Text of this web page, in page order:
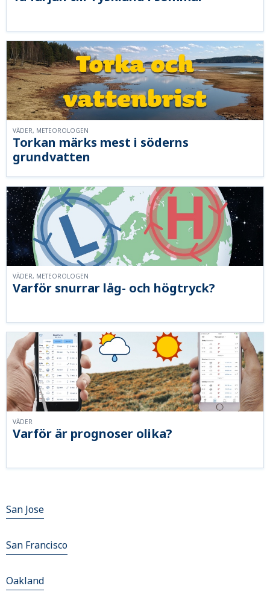
Torkan märks mest i söderns
grundvatten
VÄDER, METEOROLOGEN
Varför snurrar låg- och högtryck?
VÄDER, METEOROLOGEN
Varför är prognoser olika?
VÄDER
San Jose
San Francisco
Oakland